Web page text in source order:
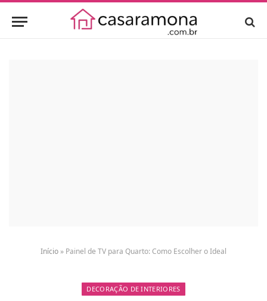
Início » Painel de TV para Quarto: Como Escolher o Ideal
DECORAÇÃO DE INTERIORES